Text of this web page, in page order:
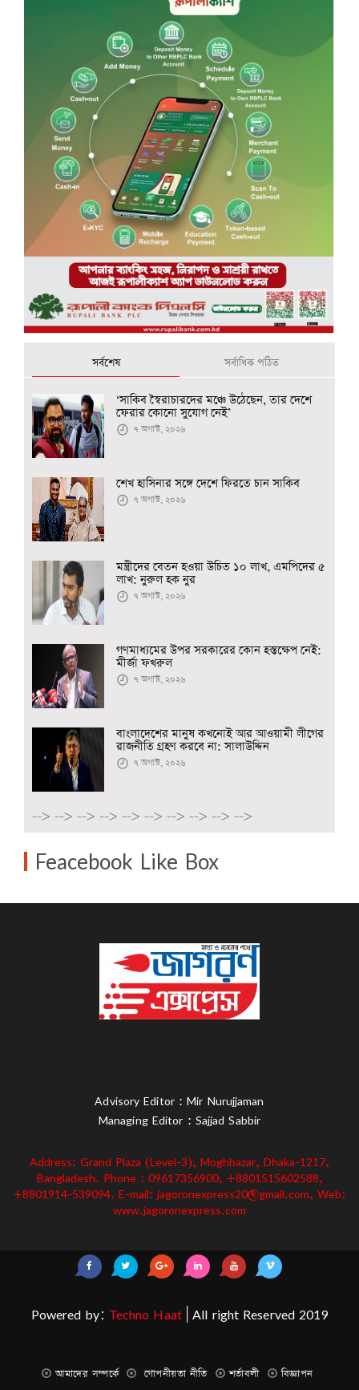
সর্বশেষ সর্বাধিক পঠিত
‘সাকিব স্বৈরাচারদের মঞ্চে উঠেছেন, তার দেশে
ফেরার কোনো সুযোগ নেই’
৭ অগাস্ট, ২০২৬
শেখ হাসিনার সঙ্গে দেশে ফিরতে চান সাকিব
৭ অগাস্ট, ২০২৬
মন্ত্রীদের বেতন হওয়া উচিত ১০ লাখ, এমপিদের ৫
লাখ: নুরুল হক নুর
৭ অগাস্ট, ২০২৬
গণমাধ্যমের উপর সরকারের কোন হস্তক্ষেপ নেই:
মীর্জা ফখরুল
৭ অগাস্ট, ২০২৬
বাংলাদেশের মানুষ কখনোই আর আওয়ামী লীগের
রাজনীতি গ্রহণ করবে না: সালাউদ্দিন
৭ অগাস্ট, ২০২৬
--> --> --> --> --> --> --> --> --> -->
Feacebook Like Box
Advisory Editor : Mir Nurujjaman
Managing Editor : Sajjad Sabbir
Address: Grand Plaza (Level-3), Moghbazar, Dhaka-1217,
Bangladesh. Phone : 09617356900, +8801515602588,
+8801914-539094. E-mail: jagoronexpress20@gmail.com, Web:
www.jagoronexpress.com
Powered by: Techno Haat| All right Reserved 2019
আমাদের সম্পর্কে গোপনীয়তা নীতি শর্তাবলী বিজ্ঞাপন